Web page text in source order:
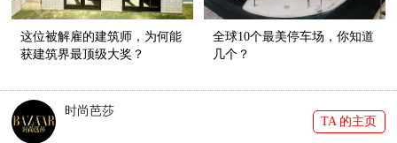
这位被解雇的建筑师，为何能
获建筑界最顶级大奖？
全球10个最美停车场，你知道
几个？
时尚芭莎
TA 的主页